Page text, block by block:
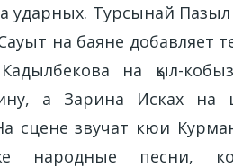
Турсынай Пазыл
на баяне добавляет
на қыл-
а Зарина Исках на
сцене звучат кюи
народные песни,